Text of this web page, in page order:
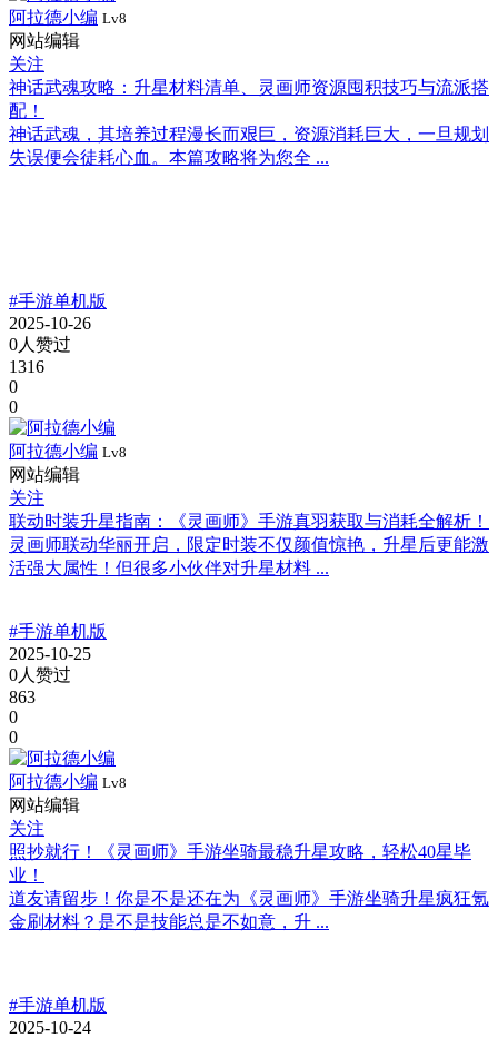
阿拉德小编 Lv8
网站编辑
关注
神话武魂攻略：升星材料清单、灵画师资源囤积技巧与流派搭
配！
神话武魂，其培养过程漫长而艰巨，资源消耗巨大，一旦规划
失误便会徒耗心血。本篇攻略将为您全 ...
#手游单机版
2025-10-26
0人赞过
1316
0
0
阿拉德小编 Lv8
网站编辑
关注
联动时装升星指南：《灵画师》手游真羽获取与消耗全解析！
灵画师联动华丽开启，限定时装不仅颜值惊艳，升星后更能激
活强大属性！但很多小伙伴对升星材料 ...
#手游单机版
2025-10-25
0人赞过
863
0
0
阿拉德小编 Lv8
网站编辑
关注
照抄就行！《灵画师》手游坐骑最稳升星攻略，轻松40星毕
业！
道友请留步！你是不是还在为《灵画师》手游坐骑升星疯狂氪
金刷材料？是不是技能总是不如意，升 ...
#手游单机版
2025-10-24